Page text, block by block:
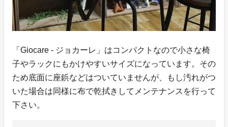
「Giocare - ジョカーレ」はコンパクトなので小さな椅
子やラックにもかけやすいサイズになっています。その
ため底面に座鋲などはついていませんが、もし汚れがつ
いた場合は同様に布で乾拭きしてメンテナンスを行って
下さい。